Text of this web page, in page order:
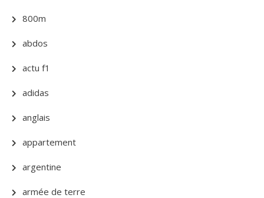
800m
abdos
actu f1
adidas
anglais
appartement
argentine
armée de terre